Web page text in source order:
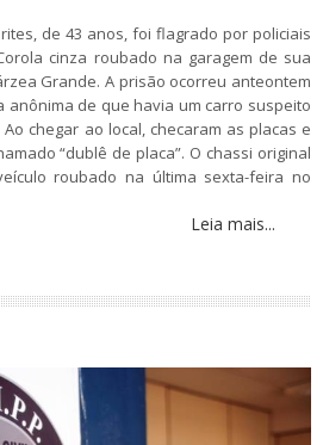
de 43 anos, foi flagrado por policiais
cinza roubado na garagem de sua
Grande. A prisão ocorreu anteontem
anônima de que havia um carro suspeito
chegar ao local, checaram as placas e
“dublê de placa”. O chassi original
roubado na última sexta-feira no
Leia mais...